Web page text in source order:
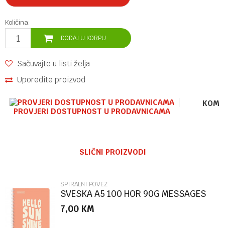
Količina:
DODAJ U KORPU
Sačuvajte u listi želja
Uporedite proizvod
PROVJERI DOSTUPNOST U PRODAVNICAMA
Poruka
SLIČNI PROIZVODI
SPIRALNI POVEZ
SVESKA A5 100 HOR 90G MESSAGES
PEACH
7,00 KM